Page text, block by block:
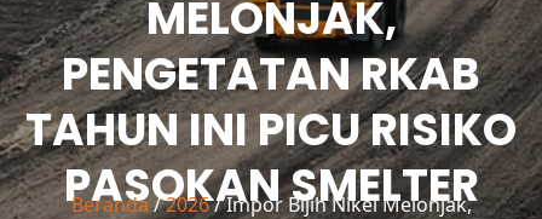
MELONJAK,
PENGETATAN RKAB
TAHUN INI PICU RISIKO
PASOKAN SMELTER
Beranda/2026/ Impor Bijih Nikel Melonjak,